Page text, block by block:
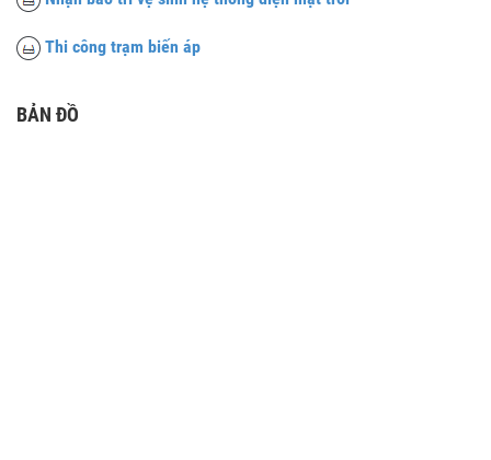
Thi công trạm biến áp
BẢN ĐỒ